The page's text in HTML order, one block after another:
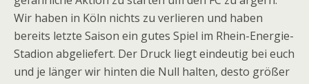
Wir haben in Köln nichts zu verlieren und haben
bereits letzte Saison ein gutes Spiel im Rhein-Energie-
Stadion abgeliefert. Der Druck liegt eindeutig bei euch
und je länger wir hinten die Null halten, desto größer